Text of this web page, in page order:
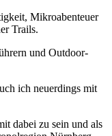
Bike
&
Berg!
Mikroabenteuer
Trails.
und Outdoor-
ich neuerdings mit
dabei zu sein und als